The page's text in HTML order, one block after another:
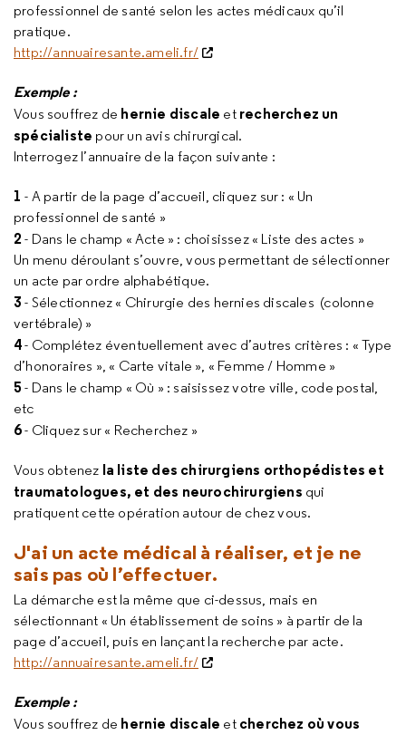
professionnel de santé selon les actes médicaux qu’il
pratique.
http://annuairesante.ameli.fr/
Exemple :
Vous souffrez de hernie discale et recherchez un
spécialiste pour un avis chirurgical.
Interrogez l’annuaire de la façon suivante :
1 - A partir de la page d’accueil, cliquez sur : « Un
professionnel de santé »
2- Dans le champ « Acte » : choisissez « Liste des actes »
Un menu déroulant s’ouvre, vous permettant de sélectionner
un acte par ordre alphabétique.
3 - Sélectionnez « Chirurgie des hernies discales (colonne
vertébrale) »
4- Complétez éventuellement avec d’autres critères : « Type
d’honoraires », « Carte vitale », « Femme / Homme »
5- Dans le champ « Où » : saisissez votre ville, code postal,
etc
6- Cliquez sur « Recherchez »
Vous obtenez la liste des chirurgiens orthopédistes et
traumatologues, et des neurochirurgiens qui
pratiquent cette opération autour de chez vous.
J'ai un acte médical à réaliser, et je ne
sais pas où l’effectuer.
La démarche est la même que ci-dessus, mais en
sélectionnant « Un établissement de soins » à partir de la
page d’accueil, puis en lançant la recherche par acte.
http://annuairesante.ameli.fr/
Exemple :
Vous souffrez de hernie discale et cherchez où vous